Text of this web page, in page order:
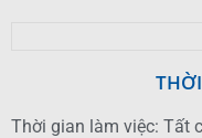
Thời gian làm việc: Tất